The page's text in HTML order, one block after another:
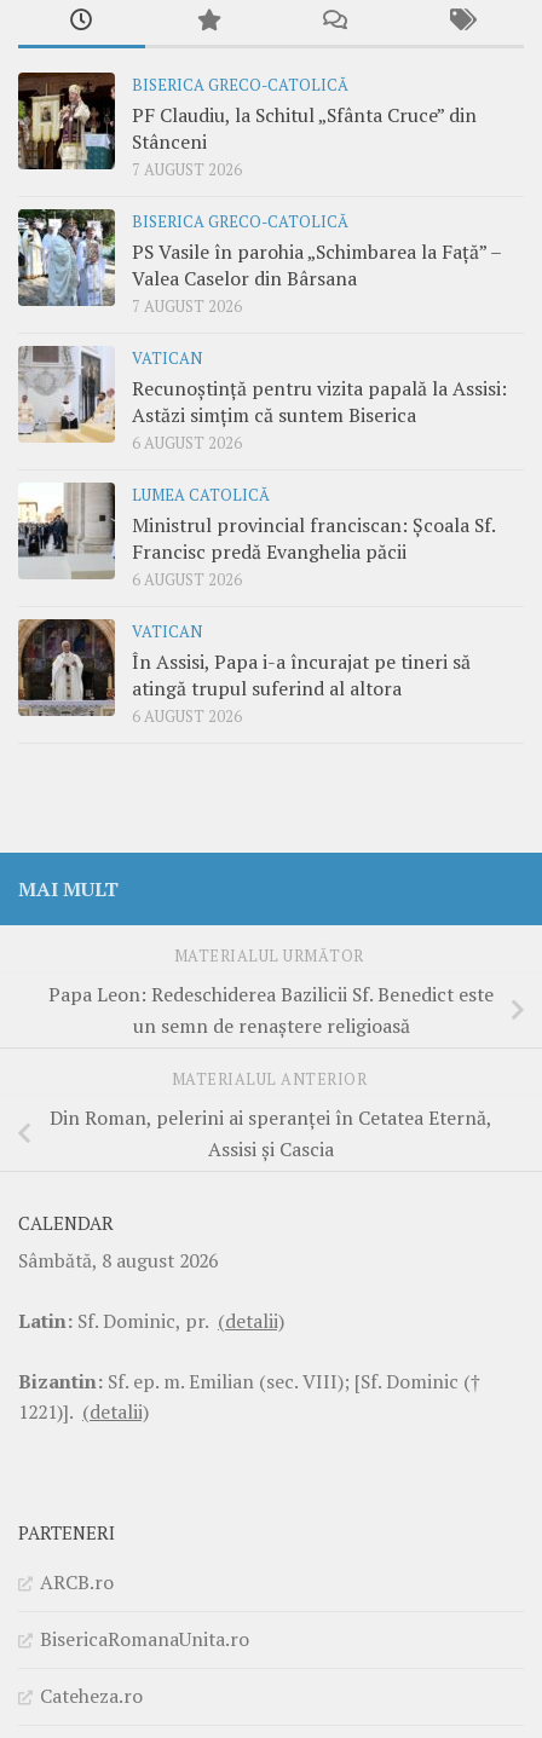
BISERICA GRECO-CATOLICĂ
PF Claudiu, la Schitul „Sfânta Cruce” din
Stânceni
7 AUGUST 2026
BISERICA GRECO-CATOLICĂ
PS Vasile în parohia „Schimbarea la Față” –
Valea Caselor din Bârsana
7 AUGUST 2026
VATICAN
Recunoștință pentru vizita papală la Assisi:
Astăzi simțim că suntem Biserica
6 AUGUST 2026
LUMEA CATOLICĂ
Ministrul provincial franciscan: Școala Sf.
Francisc predă Evanghelia păcii
6 AUGUST 2026
VATICAN
În Assisi, Papa i-a încurajat pe tineri să
atingă trupul suferind al altora
6 AUGUST 2026
MAI MULT
MATERIALUL URMĂTOR
Papa Leon: Redeschiderea Bazilicii Sf. Benedict este
un semn de renaștere religioasă
MATERIALUL ANTERIOR
Din Roman, pelerini ai speranței în Cetatea Eternă,
Assisi și Cascia
CALENDAR
Sâmbătă, 8 august 2026
Latin: Sf. Dominic, pr. (detalii)
Bizantin: Sf. ep. m. Emilian (sec. VIII); [Sf. Dominic (†
1221)]. (detalii)
PARTENERI
ARCB.ro
BisericaRomanaUnita.ro
Cateheza.ro